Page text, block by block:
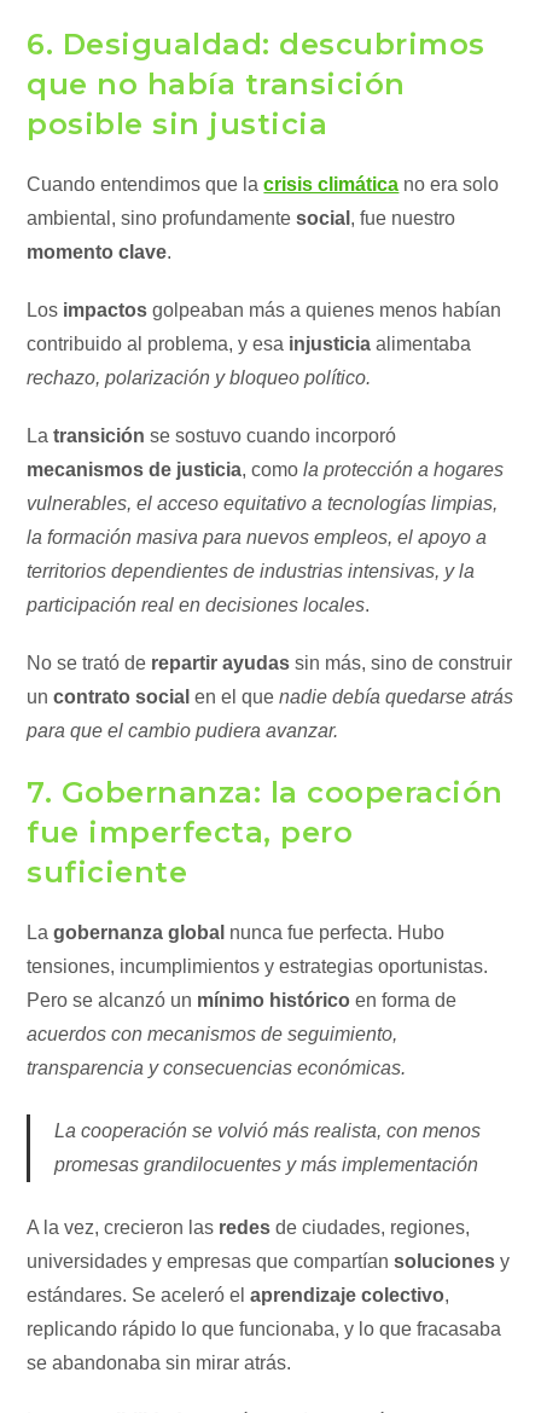
6. Desigualdad: descubrimos
que no había transición
posible sin justicia
Cuando entendimos que lacrisis climática no era solo
ambiental, sino profundamentesocial , fue nuestro
momento clave.
Los impactos golpeaban más a quienes menos habían
contribuido al problema, y esa injusticia alimentaba
rechazo, polarización y bloqueo político.
Latransición se sostuvo cuando incorporó
mecanismos de justicia, comola protección a hogares
vulnerables, el acceso equitativo a tecnologías limpias,
la formación masiva para nuevos empleos, el apoyo a
territorios dependientes de industrias intensivas, y la
participación real en decisiones locales.
No se trató de repartir ayudas sin más, sino de construir
uncontrato social en el quenadie debía quedarse atrás
para que el cambio pudiera avanzar.
7. Gobernanza: la cooperación
fue imperfecta, pero
suficiente
Lagobernanza global nunca fue perfecta. Hubo
tensiones, incumplimientos y estrategias oportunistas.
Pero se alcanzó un mínimo histórico en forma de
acuerdos con mecanismos de seguimiento,
transparencia y consecuencias económicas.
La cooperación se volvió más realista, con menos
promesas grandilocuentes y más implementación
A la vez, crecieron las redes de ciudades, regiones,
universidades y empresas que compartíansoluciones y
estándares. Se aceleró elaprendizaje colectivo,
replicando rápido lo que funcionaba, y lo que fracasaba
se abandonaba sin mirar atrás.